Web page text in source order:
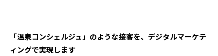
「温泉コンシェルジュ」のような接客を、デジタルマーケテ
ィングで実現します